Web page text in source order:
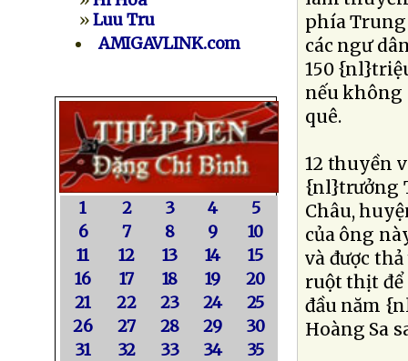
»Luu Tru
AMIGAVLINK.com
1 2 3 4
5
6
7 8 9
10
11
12 13 14
15
16
17 18 19
20
21
22 23 24
25
26
27 28 29
30
31
32 33 34
35
phía Trung
các ngư
150
nếu không
quê.
12 thuyền
{nl}trưởng
Châu,
của ông
và được
ruột thịt để
đầu năm
Hoàng Sa